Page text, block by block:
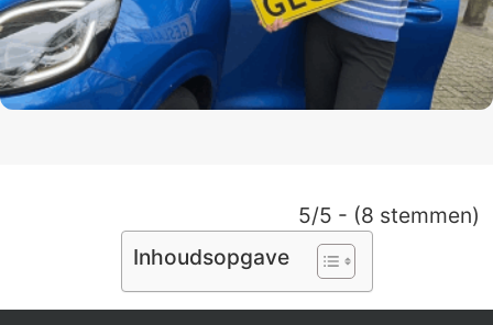
5/5 - (8 stemmen)
Inhoudsopgave